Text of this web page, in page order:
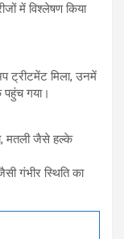
में विश्लेषण किया
ट्रीटमेंट मिला, उनमें
गया।
मतली जैसे हल्के
गंभीर स्थिति का